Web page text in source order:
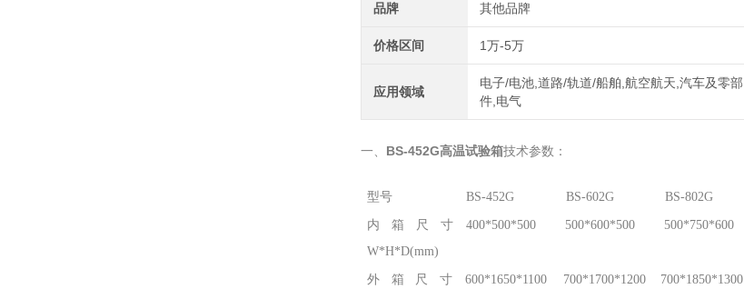
品牌 其他品牌
价格区间 1万-5万
应用领域
电子/电池,道路/轨道/船舶,航空航天,汽车及零部
件,电气
一、 BS-452G高温试验箱技术参数：
型号 BS-452G BS-602G BS-802G
内箱尺寸
W*H*D(mm)
400*500*500 500*600*500 500*750*600
外箱尺寸
600*1650*1100 700*1700*1200 700*1850*1300